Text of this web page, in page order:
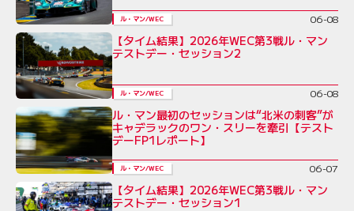
ル・マン/WEC 06-08
【タイム結果】2026年WEC第3戦ル・マン
テストデー・セッション2
ル・マン/WEC 06-08
ル・マン最初のセッションは“北米の刺客”が
キャデラックのワン・スリーを牽引【テスト
デーFP1レポート】
ル・マン/WEC 06-07
【タイム結果】2026年WEC第3戦ル・マン
テストデー・セッション1